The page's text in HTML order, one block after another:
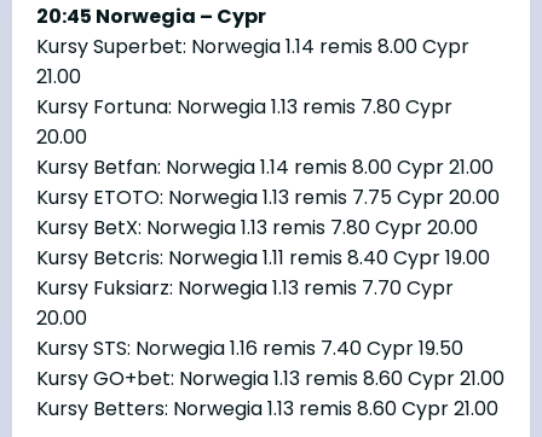
20:45 Norwegia – Cypr
Kursy Superbet: Norwegia 1.14 remis 8.00 Cypr
21.00
Kursy Fortuna: Norwegia 1.13 remis 7.80 Cypr
20.00
Kursy Betfan: Norwegia 1.14 remis 8.00 Cypr 21.00
Kursy ETOTO: Norwegia 1.13 remis 7.75 Cypr 20.00
Kursy BetX: Norwegia 1.13 remis 7.80 Cypr 20.00
Kursy Betcris: Norwegia 1.11 remis 8.40 Cypr 19.00
Kursy Fuksiarz: Norwegia 1.13 remis 7.70 Cypr
20.00
Kursy STS: Norwegia 1.16 remis 7.40 Cypr 19.50
Kursy GO+bet: Norwegia 1.13 remis 8.60 Cypr 21.00
Kursy Betters: Norwegia 1.13 remis 8.60 Cypr 21.00